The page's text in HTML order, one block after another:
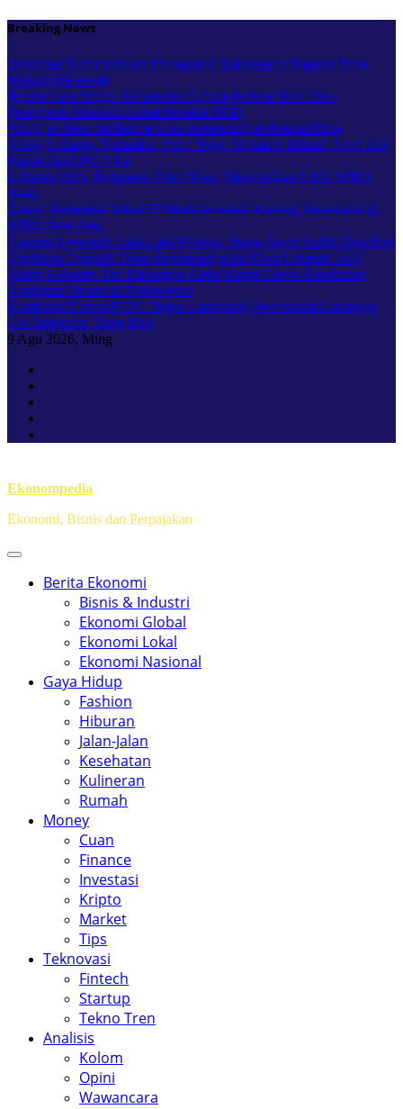
Skip
content
Breaking News
Semangat Kemerdekaan Masyarakat Bojonegoro Bangun Desa
Mandiri Ekonomi
Begini Cara Warga Kecamatan Gayam Perkuat Ikon Desa
Penggerak Ekonomi Lokal Melalui TPID
Warga di Desa Ini Belajar Cara Kembangkan Potensi Desa
Jelang Lebaran, Pertamina Patra Niaga Siagakan Ribuan Agen dan
Pangkalan LPG 3 Kg
Lebaran 2025, Pertamina Patra Niaga Menyiapkan 1.832 SPBU
Siaga
Aman! Pertamina Sebar 57 Modular untuk Kurangi Kepadatan di
SPBU Rest Area
Gunung Lewotobi Laki-Laki Meletus, Status Awas Sudah Dua Hari
Angkutan Logistik Tetap Beroperasi pada Masa Lebaran 2025
Jelang Lebaran, Tim Gabungan Gelar Ramp Check Kendaraan
Angkutan Umum di Bojonegoro
Komisaris Utama PEPC Tinjau Langsung Operasional Lapangan
Gas Jambaran Tiung Biru
9 Agu 2026, Ming
Ekonompedia
Ekonomi, Bisnis dan Perpajakan
Berita Ekonomi
Bisnis & Industri
Ekonomi Global
Ekonomi Lokal
Ekonomi Nasional
Gaya Hidup
Fashion
Hiburan
Jalan-Jalan
Kesehatan
Kulineran
Rumah
Money
Cuan
Finance
Investasi
Kripto
Market
Tips
Teknovasi
Fintech
Startup
Tekno Tren
Analisis
Kolom
Opini
Wawancara